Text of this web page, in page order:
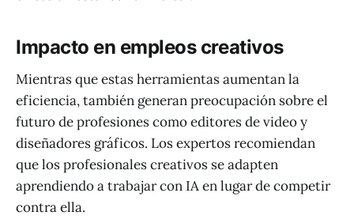
Impacto en empleos creativos
Mientras que estas herramientas aumentan la
eficiencia, también generan preocupación sobre el
futuro de profesiones como editores de video y
diseñadores gráficos. Los expertos recomiendan
que los profesionales creativos se adapten
aprendiendo a trabajar con IA en lugar de competir
contra ella.